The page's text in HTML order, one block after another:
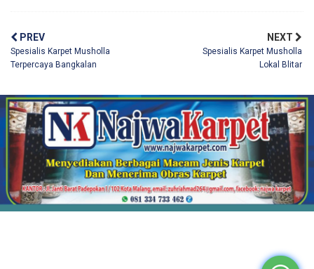
PREV
Spesialis Karpet Musholla
Terpercaya Bangkalan
NEXT
Spesialis Karpet Musholla
Lokal Blitar